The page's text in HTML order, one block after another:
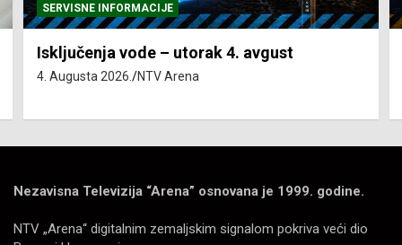
SERVISNE INFORMACIJE
Isključenja vode – utorak 4. avgust
4. Augusta 2026. NTV Arena
Nezavisna Televizija “Arena” osnovana je 1999. godine.
NTV „Arena“ digitalnim zemaljskim signalom pokriva veći dio